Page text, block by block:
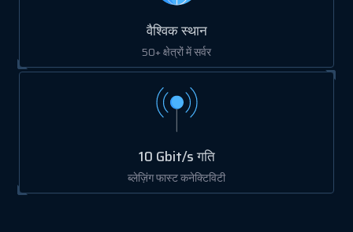
वैश्विक स्थान
50+ क्षेत्रों में सर्वर
10 Gbit/s गति
ब्लेज़िंग फास्ट कनेक्टिविटी